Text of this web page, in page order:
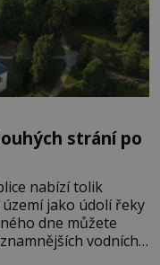
strání po
nabízí tolik
jako údolí řeky
dne můžete
vodních